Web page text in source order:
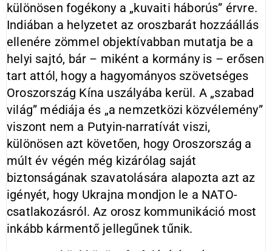
különösen fogékony a „kuvaiti háborús” érvre.
Indiában a helyzetet az oroszbarát hozzáállás
ellenére zömmel objektívabban mutatja be a
helyi sajtó, bár – miként a kormány is – erősen
tart attól, hogy a hagyományos szövetséges
Oroszország Kína uszályába kerül. A „szabad
világ” médiája és „a nemzetközi közvélemény”
viszont nem a Putyin-narratívát viszi,
különösen azt követően, hogy Oroszország a
múlt év végén még kizárólag saját
biztonságának szavatolására alapozta azt az
igényét, hogy Ukrajna mondjon le a NATO-
csatlakozásról. Az orosz kommunikáció most
inkább kármentő jellegűnek tűnik.